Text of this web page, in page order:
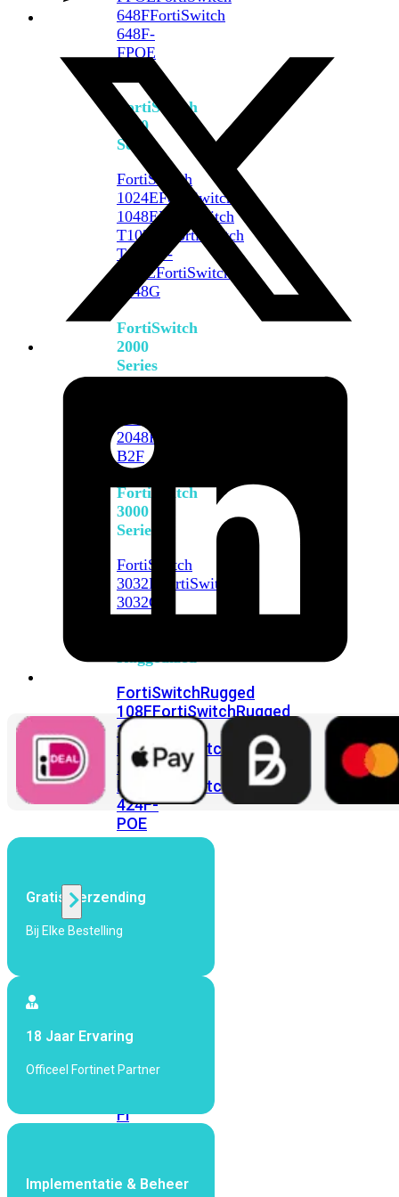
648FFortiSwitch
648F-
FPOE
FortiSwitch
1000
Series
FortiSwitch
1024EFortiSwitch
1048EFortiSwitch
T1024E
FortiSwitch
T1024F-
FPOEFortiSwitch
1048G
FortiSwitch
2000
Series
2048F-
B2F
FortiSwitch
3000
Series
FortiSwitch
3032E
FortiSwitch
3032G
Ruggedized
FortiSwitchRugged
108FFortiSwitchRugged
112F-
POEFortiSwitchRugged
216F-
POE
FortiSwitchRugged
424F-
POE
Alle
Fi
Generatie
Fi
Fi
Gratis Verzending
Bij Elke Bestelling
18 Jaar Ervaring
Officeel Fortinet Partner
Implementatie & Beheer